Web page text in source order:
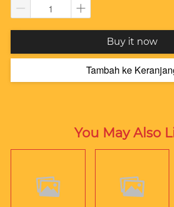
`Buy it now
`
Tambah ke
You May Also